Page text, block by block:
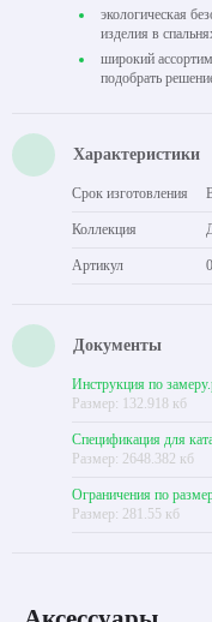
экологическая
изделия в
широкий
подобрать
Характеристики
Срок изготовления
Коллекция
Артикул
Документы
Инструкция по
Размер: 132.918 кб
Спецификация для
Размер: 2648.382 кб
Ограничения по
Размер: 281.55 кб